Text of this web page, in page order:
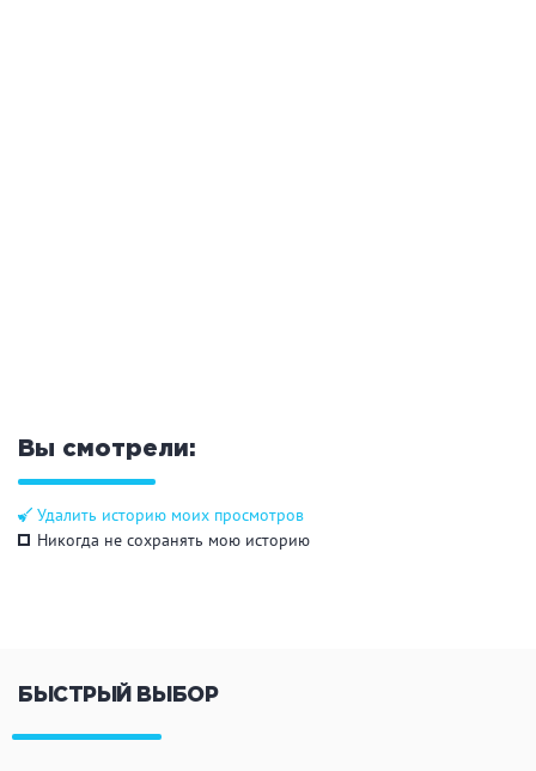
Удобства
Вы смотрели:
Удалить историю моих просмотров
Никогда не сохранять мою историю
БЫСТРЫЙ ВЫБОР